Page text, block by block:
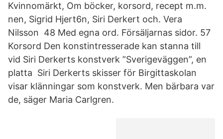
Kvinnomärkt, Om böcker, korsord, recept m.m.
nen, Sigrid Hjert6n, Siri Derkert och. Vera
Nilsson 48 Med egna ord. Försäljarnas sidor. 57
Korsord Den konstintresserade kan stanna till
vid Siri Derkerts konstverk ”Sverigeväggen”, en
platta Siri Derkerts skisser för Birgittaskolan
visar klänningar som konstverk. Men bärbara var
de, säger Maria Carlgren.